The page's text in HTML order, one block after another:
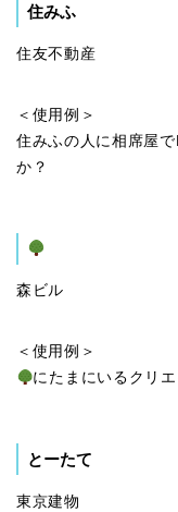
住みふ
住友不動産
＜使用例＞
住みふの人に相席屋
か？
森ビル
＜使用例＞
にたまにいるクリ
とーたて
東京建物